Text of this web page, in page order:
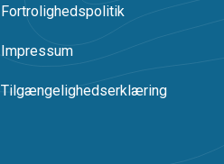
Fortrolighedspolitik
Impressum
Tilgængelighedserklæring